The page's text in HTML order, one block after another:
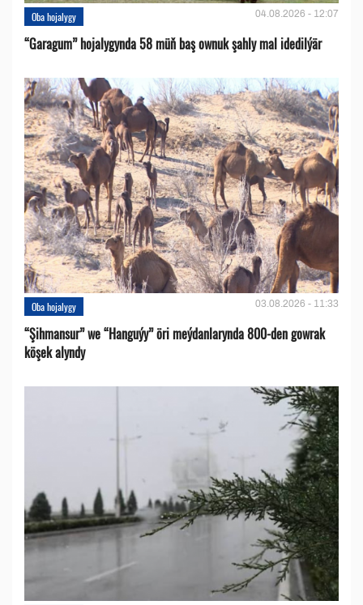
Oba hojalygy 04.08.2026 - 12:07
“Garagum” hojalygynda 58 müň baş ownuk şahly mal idedilýär
Oba hojalygy 03.08.2026 - 11:33
“Şihmansur” we “Hanguýy” öri meýdanlarynda 800-den gowrak
köşek alyndy